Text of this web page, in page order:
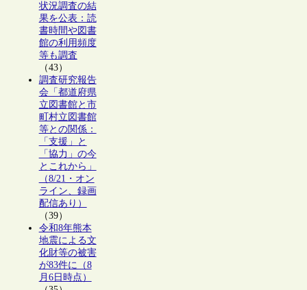
状況調査の結
果を公表：読
書時間や図書
館の利用頻度
等も調査
（43）
調査研究報告
会「都道府県
立図書館と市
町村立図書館
等との関係：
「支援」と
「協力」の今
とこれから」
（8/21・オン
ライン、録画
配信あり）
（39）
令和8年熊本
地震による文
化財等の被害
が83件に（8
月6日時点）